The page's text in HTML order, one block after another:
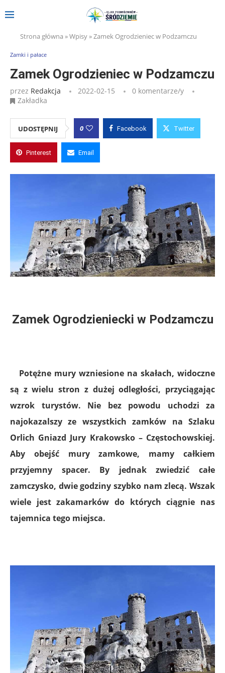
Strona główna »Wpisy»Zamek Ogrodzieniec w Podzamczu
Zamki i pałace
Zamek Ogrodzieniec w Podzamczu
przez Redakcja 2022-02-15
0 komentarze/y
Zakładka
UDOSTĘPNIJ 0 Facebook Twitter
Pinterest Email
Zamek Ogrodzieniecki w Podzamczu
Potężne mury wzniesione na skałach, widoczne
są z wielu stron z dużej odległości, przyciągając
wzrok turystów. Nie bez powodu uchodzi za
najokazalszy ze wszystkich zamków na Szlaku
Orlich Gniazd Jury Krakowsko – Częstochowskiej.
Aby obejść mury zamkowe, mamy całkiem
przyjemny spacer. By jednak zwiedzić całe
zamczysko, dwie godziny szybko nam zlecą. Wszak
wiele jest zakamarków do których ciągnie nas
tajemnica tego miejsca.